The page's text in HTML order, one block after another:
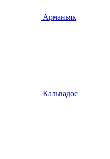
Арманьяк
Кальвадос